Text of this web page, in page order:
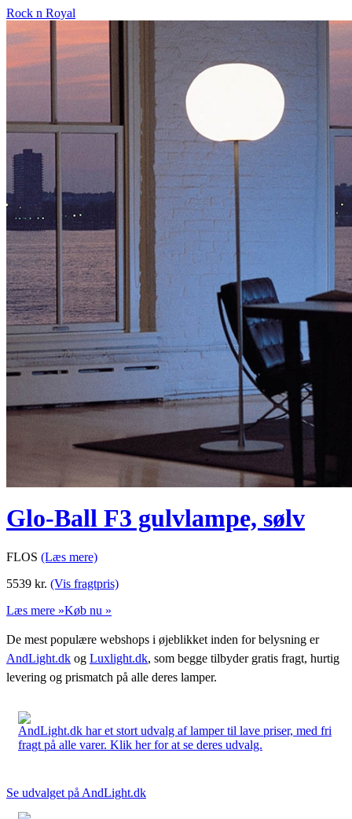
Rock n Royal
Glo-Ball F3 gulvlampe, sølv
FLOS (Læs mere)
5539 kr. (Vis fragtpris)
Læs mere »Køb nu »
De mest populære webshops i øjeblikket inden for belysning er
AndLight.dk og Luxlight.dk, som begge tilbyder gratis fragt, hurtig
levering og prismatch på alle deres lamper.
AndLight.dk har et stort udvalg af lamper til lave priser, med fri
fragt på alle varer. Klik her for at se deres udvalg.
Se udvalget på AndLight.dk